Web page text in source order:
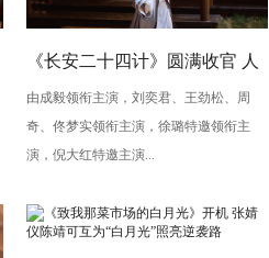
《长安二十四计》圆满收官 人
间烟火照见人心
由成毅领衔主演，刘奕君、王劲松、周
奇、佟梦实领衔主演，徐璐特邀领衔主
演，倪大红特邀主演...